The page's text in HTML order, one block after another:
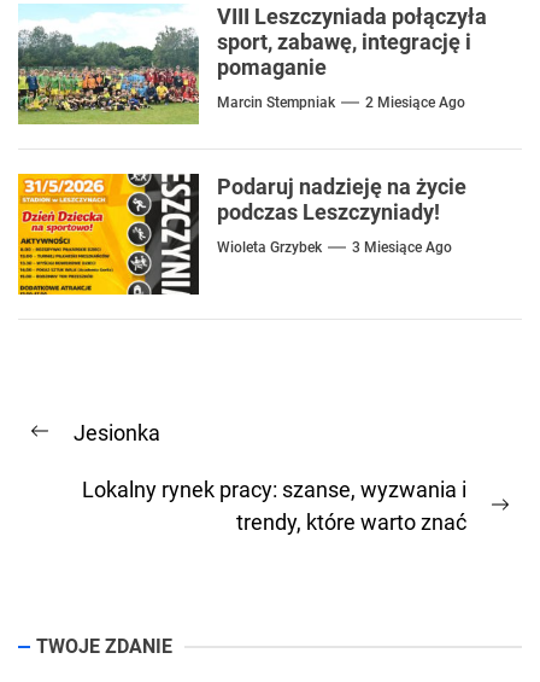
VIII Leszczyniada połączyła
sport, zabawę, integrację i
pomaganie
Marcin Stempniak 2 Miesiące Ago
Podaruj nadzieję na życie
podczas Leszczyniady!
Wioleta Grzybek 3 Miesiące Ago
wpisu
Previous
Jesionka
Lokalny rynek pracy: szanse, wyzwania i
trendy, które warto znać
TWOJE ZDANIE